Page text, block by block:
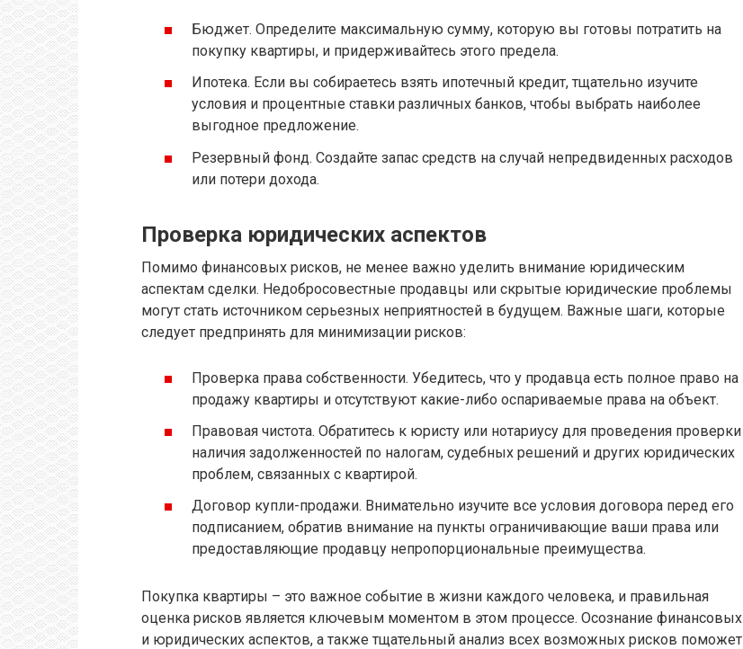
Бюджет. Определите максимальную сумму, которую вы готовы потратить на
покупку квартиры, и придерживайтесь этого предела.
Ипотека. Если вы собираетесь взять ипотечный кредит, тщательно изучите
условия и процентные ставки различных банков, чтобы выбрать наиболее
выгодное предложение.
Резервный фонд. Создайте запас средств на случай непредвиденных расходов
или потери дохода.
Проверка юридических аспектов
Помимо финансовых рисков, не менее важно уделить внимание юридическим
аспектам сделки. Недобросовестные продавцы или скрытые юридические проблемы
могут стать источником серьезных неприятностей в будущем. Важные шаги, которые
следует предпринять для минимизации рисков:
Проверка права собственности. Убедитесь, что у продавца есть полное право на
продажу квартиры и отсутствуют какие-либо оспариваемые права на объект.
Правовая чистота. Обратитесь к юристу или нотариусу для проведения проверки
наличия задолженностей по налогам, судебных решений и других юридических
проблем, связанных с квартирой.
Договор купли-продажи. Внимательно изучите все условия договора перед его
подписанием, обратив внимание на пункты ограничивающие ваши права или
предоставляющие продавцу непропорциональные преимущества.
Покупка квартиры – это важное событие в жизни каждого человека, и правильная
оценка рисков является ключевым моментом в этом процессе. Осознание финансовых
и юридических аспектов, а также тщательный анализ всех возможных рисков поможет